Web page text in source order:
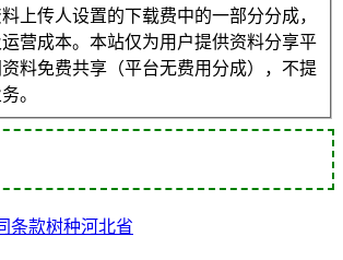
上传人设置的下载费中的一部分分成，
营成本。本站仅为用户提供资料分享平
料免费共享（平台无费用分成），不提
。
条款树种河北省